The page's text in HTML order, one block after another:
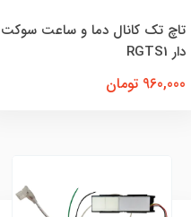
تاچ تک کانال دما و ساعت سوکت
دار RGTS1
960,000 تومان